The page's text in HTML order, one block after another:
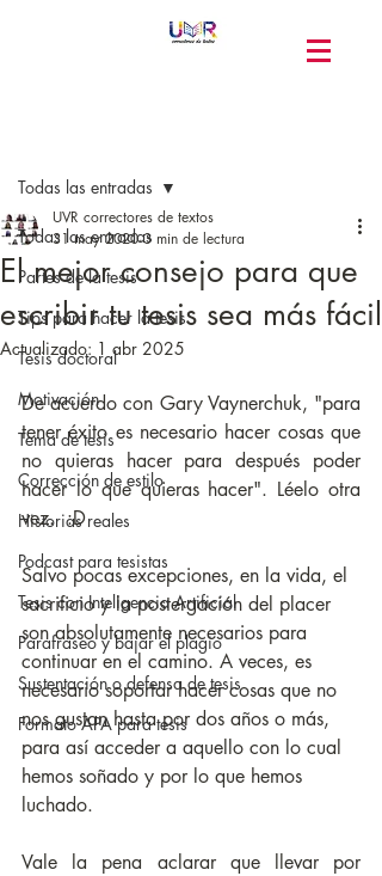
Todas las entradas
Partes de la tesis
Tips para hacer la tesis
Tesis doctoral
Motivación
Tema de tesis
Corrección de estilo
Historias reales
Podcast para tesistas
Tesis con Inteligencia Artificial
Parafraseo y bajar el plagio
Sustentación o defensa de tesis
Formato APA para tesis
Todas las entradas
El mejor consejo para que
escribir tu tesis sea más fácil
UVR correctores de textos
31 may 2020 3 min de lectura
Actualizado: 1 abr 2025
De acuerdo con Gary Vaynerchuk, "para
tener éxito es necesario hacer cosas que
no quieras hacer para después poder
hacer lo que quieras hacer". Léelo otra
vez.  :D
Salvo pocas excepciones, en la vida, el
sacrificio y la postergación del placer
son absolutamente necesarios para
continuar en el camino. A veces, es
necesario soportar hacer cosas que no
nos gustan hasta por dos años o más,
para así acceder a aquello con lo cual
hemos soñado y por lo que hemos
luchado.
Vale la pena aclarar que llevar por